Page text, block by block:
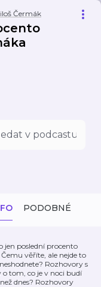
Čermák
PODOBNÉ
jen poslední procento
věříte, ale nejde to
Rozhovory s
tom, co je v noci budí
dnes? Rozhovory